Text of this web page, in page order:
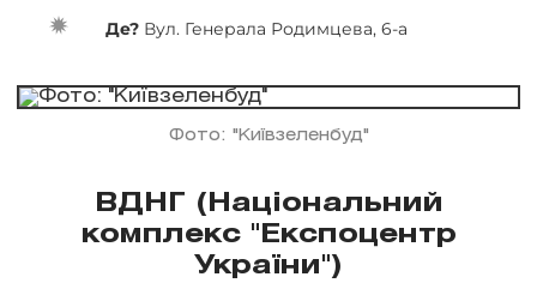
Де? Вул. Генерала Родимцева, 6-а
Фото: "Київзеленбуд"
ВДНГ (Національний
комплекс "Експоцентр
України")